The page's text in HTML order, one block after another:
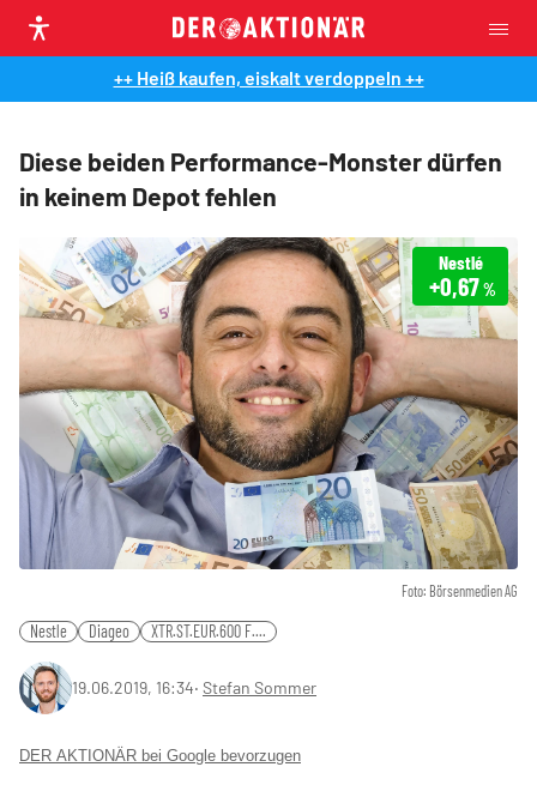
++ Heiß kaufen, eiskalt verdoppeln ++
Diese beiden Performance-Monster dürfen
in keinem Depot fehlen
Foto: Börsenmedien AG
Nestlé
+0,67%
Nestle Diageo XTR.ST.EUR.600 F....
19.06.2019, 16:34‧ Stefan Sommer
DER AKTIONÄR bei Google bevorzugen